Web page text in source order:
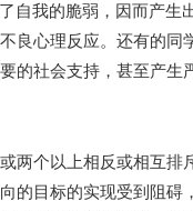
自我的脆弱，因而产
良心理反应。还有的同
的社会支持，甚至产生
两个以上相反或相互
的目标的实现受到阻